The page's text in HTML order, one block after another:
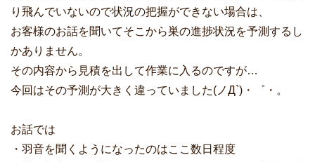
り飛んでいないので状況の把握ができない場合は、
お客様のお話を聞いてそこから巣の進捗状況を予測するし
かありません。
その内容から見積を出して作業に入るのですが…
今回はその予測が大きく違っていました(ノД`)・゜・。
お話では
・羽音を聞くようになったのはここ数日程度